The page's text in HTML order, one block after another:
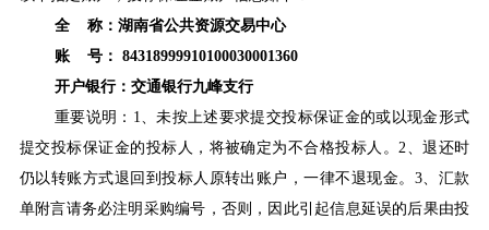
全 称：湖南省公共资源交易中心
账 号： 84318999910100030001360
开户银行：交通银行九峰支行
重要说明：1、未按上述要求提交投标保证金的或 以现金形式
提交投标保证金的投标人 ，将被确定为不合格投标人。2、退还时
仍以转账方式退回到投标人原转出账户，一律不退现金。3、 汇款
单附言请务必注明采购编号，否则，因此引起信息延误的后果由投